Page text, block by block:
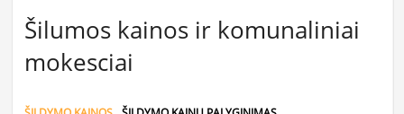
Šilumos kainos ir komunaliniai
mokesciai